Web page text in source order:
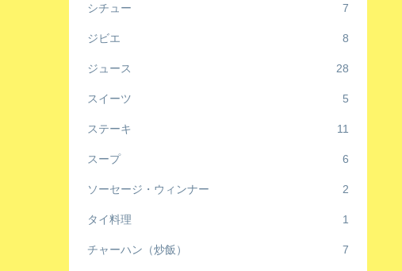
シチュー 7
ジビエ 8
ジュース 28
スイーツ 5
ステーキ 11
スープ 6
ソーセージ・ウィンナー 2
タイ料理 1
チャーハン（炒飯） 7